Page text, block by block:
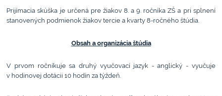
Prijímacia skúška je určená pre žiakov 8. a 9. ročníka ZŠ a pri splnení
stanovených podmienok žiakov tercie a kvarty 8-ročného štúdia.
Obsah a organizácia štúdia
V prvom ročníkuje sa druhý vyučovací jazyk - anglický - vyučuje
v hodinovej dotácii 10 hodín za týždeň.